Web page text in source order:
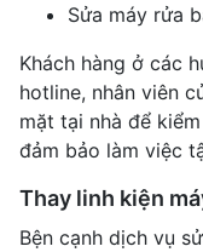
Sửa máy rửa
Khách hàng ở các
hotline, nhân viên
mặt tại nhà để
đảm bảo làm việc
Thay linh kiện
Bện cạnh dịch vụ